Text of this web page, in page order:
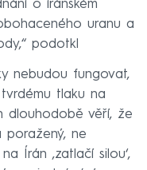
o íránském
uranu a
podotkl
nebudou fungovat,
tlaku na
dlouhodobě věří, že
poražený, ne
Írán ‚zatlačí silou‘,